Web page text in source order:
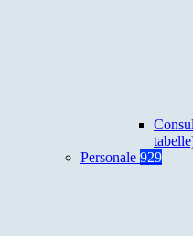
Personale 929